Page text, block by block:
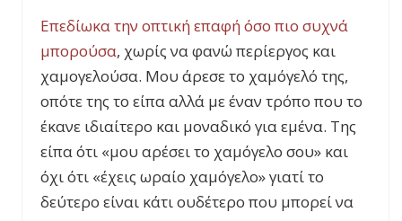
Επεδίωκα την οπτική επαφή όσο πιο συχνά
μπορούσα, χωρίς να φανώ περίεργος και
χαμογελούσα. Μου άρεσε το χαμόγελό της,
οπότε της το είπα αλλά με έναν τρόπο που το
έκανε ιδιαίτερο και μοναδικό για εμένα. Της
είπα ότι «μου αρέσει το χαμόγελο σου» και
όχι ότι «έχεις ωραίο χαμόγελο» γιατί το
δεύτερο είναι κάτι ουδέτερο που μπορεί να